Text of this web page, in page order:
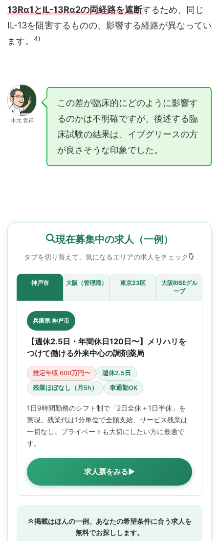
13Rα1とIL-13Rα2の両経路を遮断するため、同じ
IL-13を阻害するものの、影響する経路が異なってい
ます。
4)
木元 貴祥
この差が臨床的にどのように影響す
るのかは不明確ですが、後述する臨
床試験の結果は、イブグリースの方
が良さそうな印象でした。
現在募集中の求人（一例）
タブを切り替えて、気になるエリアの求人をチェック
神戸市 大阪（管理職） 東京23区
大阪RISEグル
ープ
兵庫県 神戸市
【週休2.5日・年間休日120日〜】メリハリを
つけて働ける外来中心の調剤薬局
推定年収 600万円〜
週休2.5日
残業ほぼなし（月5h）
車通勤OK
1日9時間勤務のシフト制で「2日全休＋1日半休」を
実現。残業代は1分単位で全額支給、サービス残業は
一切なし。プライベートも大切にしたい方に最適で
す。
求人票をみる▶
掲載はほんの一例。あなたの希望条件に合う求人を
無料でお探しします。